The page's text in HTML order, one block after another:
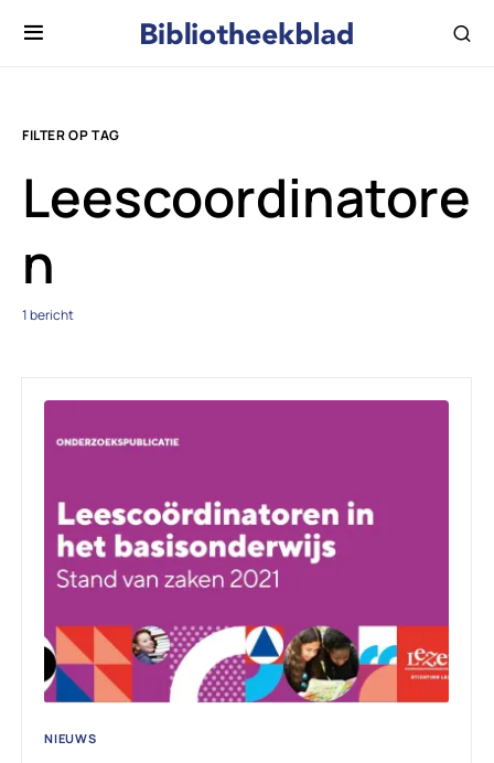
FILTER OP TAG
Leescoordinatore
n
1 bericht
NIEUWS